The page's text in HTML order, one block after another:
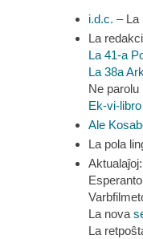
i.d.c. – La
La
La 41-a
La 38a
Ne
Ek-vi-libro
Ale
La pola
Aktualaĵoj:
La nova
La